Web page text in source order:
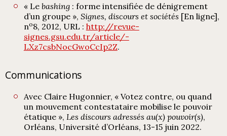
« Le bashing : forme intensifiée de dénigrement
d’un groupe », Signes, discours et sociétés [En ligne],
no8, 2012, URL : http://revue-
signes.gsu.edu.tr/article/-
LXz7csbNocGwoCcIp2Z.
Communications
Avec Claire Hugonnier, « Votez contre, ou quand
un mouvement contestataire mobilise le pouvoir
étatique », Les discours adressés au(x) pouvoir(s),
Orléans, Université d’Orléans, 13-15 juin 2022.